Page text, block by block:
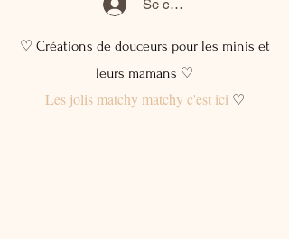
Se connecter
♡ Créations de douceurs pour les minis et
leurs mamans ♡
Les jolis matchy matchy c'est ici♡